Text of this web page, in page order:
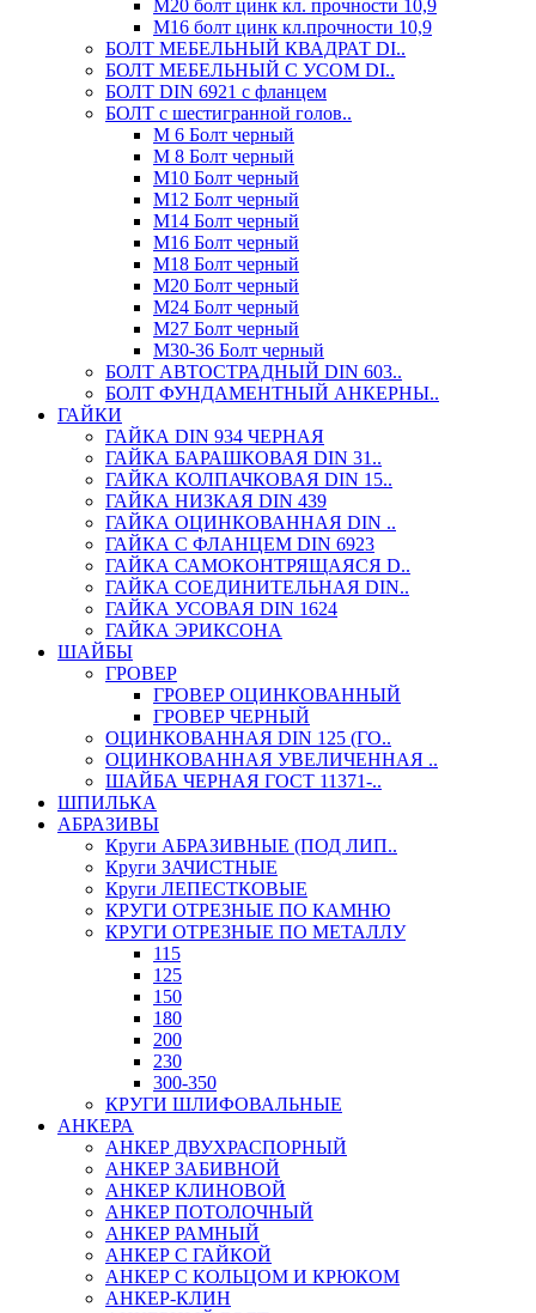
М20 болт цинк кл. прочности 10,9
М16 болт цинк кл.прочности 10,9
БОЛТ МЕБЕЛЬНЫЙ КВАДРАТ DI..
БОЛТ МЕБЕЛЬНЫЙ С УСОМ DI..
БОЛТ DIN 6921 c фланцем
БОЛТ с шестигранной голов..
М 6 Болт черный
М 8 Болт черный
М10 Болт черный
М12 Болт черный
М14 Болт черный
М16 Болт черный
М18 Болт черный
М20 Болт черный
М24 Болт черный
М27 Болт черный
М30-36 Болт черный
БОЛТ АВТОСТРАДНЫЙ DIN 603..
БОЛТ ФУНДАМЕНТНЫЙ АНКЕРНЫ..
ГАЙКИ
ГАЙКА DIN 934 ЧЕРНАЯ
ГАЙКА БАРАШКОВАЯ DIN 31..
ГАЙКА КОЛПАЧКОВАЯ DIN 15..
ГАЙКА НИЗКАЯ DIN 439
ГАЙКА ОЦИНКОВАННАЯ DIN ..
ГАЙКА С ФЛАНЦЕМ DIN 6923
ГАЙКА САМОКОНТРЯЩАЯСЯ D..
ГАЙКА СОЕДИНИТЕЛЬНАЯ DIN..
ГАЙКА УСОВАЯ DIN 1624
ГАЙКА ЭРИКСОНА
ШАЙБЫ
ГРОВЕР
ГРОВЕР ОЦИНКОВАННЫЙ
ГРОВЕР ЧЕРНЫЙ
ОЦИНКОВАННАЯ DIN 125 (ГО..
ОЦИНКОВАННАЯ УВЕЛИЧЕННАЯ ..
ШАЙБА ЧЕРНАЯ ГОСТ 11371-..
ШПИЛЬКА
АБРАЗИВЫ
Круги АБРАЗИВНЫЕ (ПОД ЛИП..
Круги ЗАЧИСТНЫЕ
Круги ЛЕПЕСТКОВЫЕ
КРУГИ ОТРЕЗНЫЕ ПО КАМНЮ
КРУГИ ОТРЕЗНЫЕ ПО МЕТАЛЛУ
115
125
150
180
200
230
300-350
КРУГИ ШЛИФОВАЛЬНЫЕ
АНКЕРА
АНКЕР ДВУХРАСПОРНЫЙ
АНКЕР ЗАБИВНОЙ
АНКЕР КЛИНОВОЙ
АНКЕР ПОТОЛОЧНЫЙ
АНКЕР РАМНЫЙ
АНКЕР С ГАЙКОЙ
АНКЕР С КОЛЬЦОМ И КРЮКОМ
АНКЕР-КЛИН